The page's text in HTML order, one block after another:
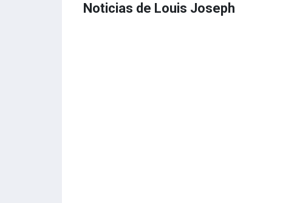
Noticias de Louis Joseph